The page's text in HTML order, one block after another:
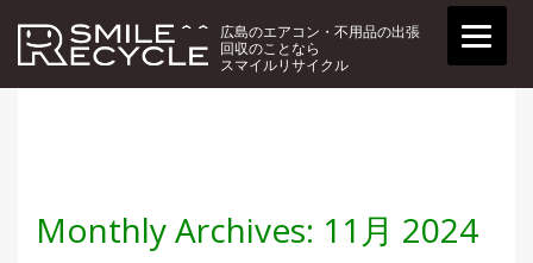
広島のエアコン・不用品の出張
回収のことなら
スマイルリサイクル
Monthly Archives: 11月 2024